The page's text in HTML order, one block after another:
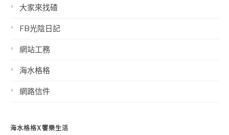
大家來找碴
FB光陰日記
網站工務
海水格格
網路信件
海水格格X饗樂生活